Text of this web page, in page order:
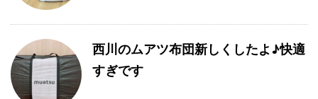
西川のムアツ布団新しくしたよ♪快適
すぎです